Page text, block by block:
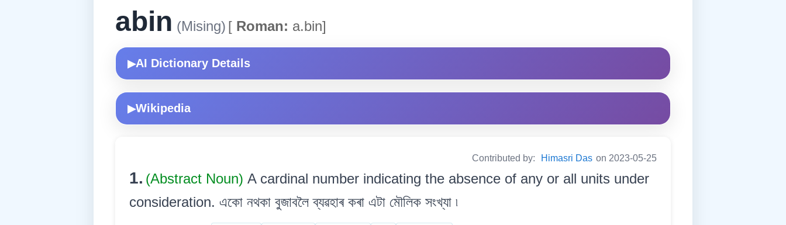
abin (Mising) [ Roman: a.bin]
▶AI Dictionary Details
▶Wikipedia
Contributed by: Himasri Das on 2023-05-25
1. (Abstract Noun) A cardinal number indicating the absence of any or all units under
consideration. একো নথকা বুজাবলৈ ব্যৱহাৰ কৰা এটা মৌলিক সংখ্যা ৷